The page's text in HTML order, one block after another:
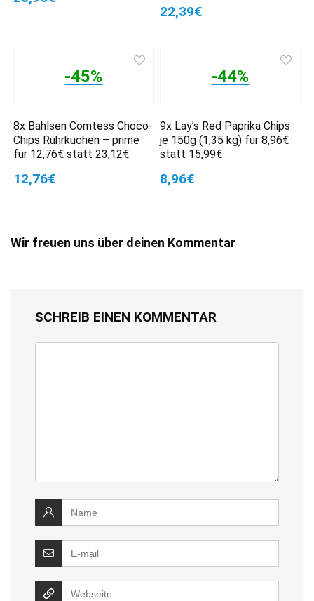
22,39€
-45%
8x Bahlsen Comtess Choco-
Chips Rührkuchen – prime
für 12,76€ statt 23,12€
12,76€
-44%
9x Lay’s Red Paprika Chips
je 150g (1,35 kg) für 8,96€
statt 15,99€
8,96€
Wir freuen uns über deinen Kommentar
SCHREIB EINEN KOMMENTAR